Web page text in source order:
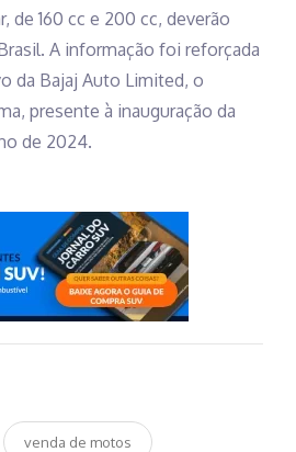
de 160 cc e 200 cc, deverão
A informação foi reforçada
da Bajaj Auto Limited, o
presente à inauguração da
de 2024.
venda de motos